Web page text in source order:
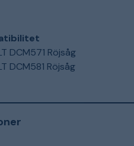
DCM571 Röjsåg
DCM581 Röjsåg